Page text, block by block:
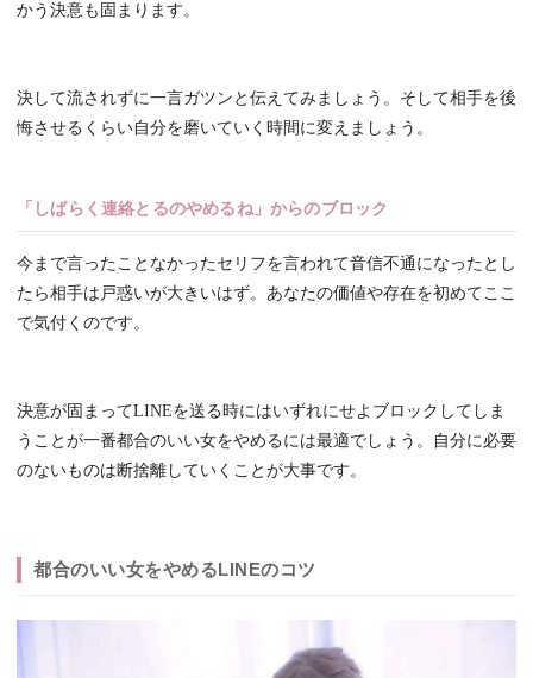
かう決意も固まります。
決して流されずに一言ガツンと伝えてみましょう。そして相手を後
悔させるくらい自分を磨いていく時間に変えましょう。
「しばらく連絡とるのやめるね」からのブロック
今まで言ったことなかったセリフを言われて音信不通になったとし
たら相手は戸惑いが大きいはず。あなたの価値や存在を初めてここ
で気付くのです。
決意が固まってLINEを送る時にはいずれにせよブロックしてしま
うことが一番都合のいい女をやめるには最適でしょう。自分に必要
のないものは断捨離していくことが大事です。
都合のいい女をやめるLINEのコツ